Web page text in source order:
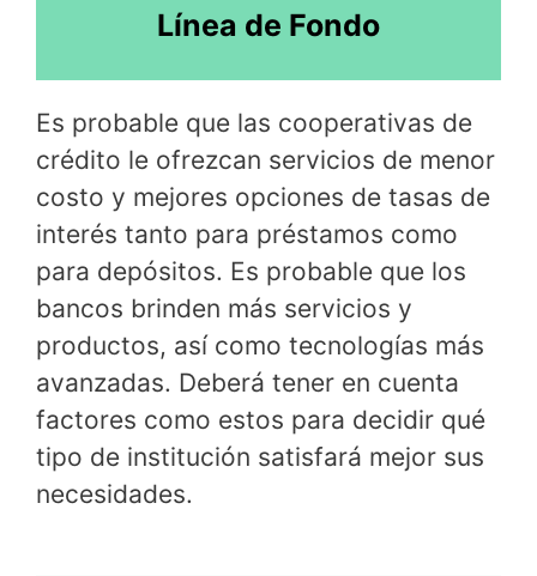
Línea de Fondo
Es probable que las cooperativas de
crédito le ofrezcan servicios de menor
costo y mejores opciones de tasas de
interés tanto para préstamos como
para depósitos. Es probable que los
bancos brinden más servicios y
productos, así como tecnologías más
avanzadas. Deberá tener en cuenta
factores como estos para decidir qué
tipo de institución satisfará mejor sus
necesidades.